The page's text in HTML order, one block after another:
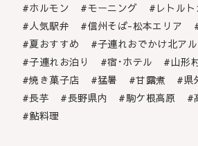
ホルモン
モーニング レトル
人気駅弁
信州そば-松本エリア
夏おすすめ
子連れおでかけ北ア
子連れお泊り
宿･ホテル 山形
焼き菓子店
猛暑 甘露煮 県
長芋
長野県内 駒ケ根高原
鮎料理